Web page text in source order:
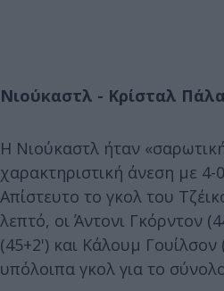
Νιούκαστλ - Κρίσταλ
Η Νιούκαστλ ήταν
χαρακτηριστική άνεση με 4-
Απίστευτο το γκολ του
λεπτό, οι Άντονι Γκόρντον
(45+2') και Κάλουμ Γουίλσον
υπόλοιπα γκολ για το